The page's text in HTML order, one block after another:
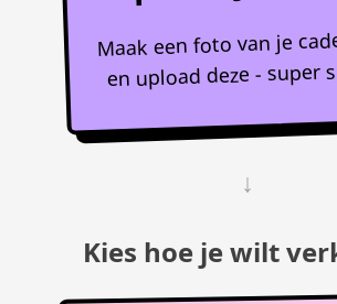
Maak een foto van je
en upload deze - super
↓
Kies hoe je wilt